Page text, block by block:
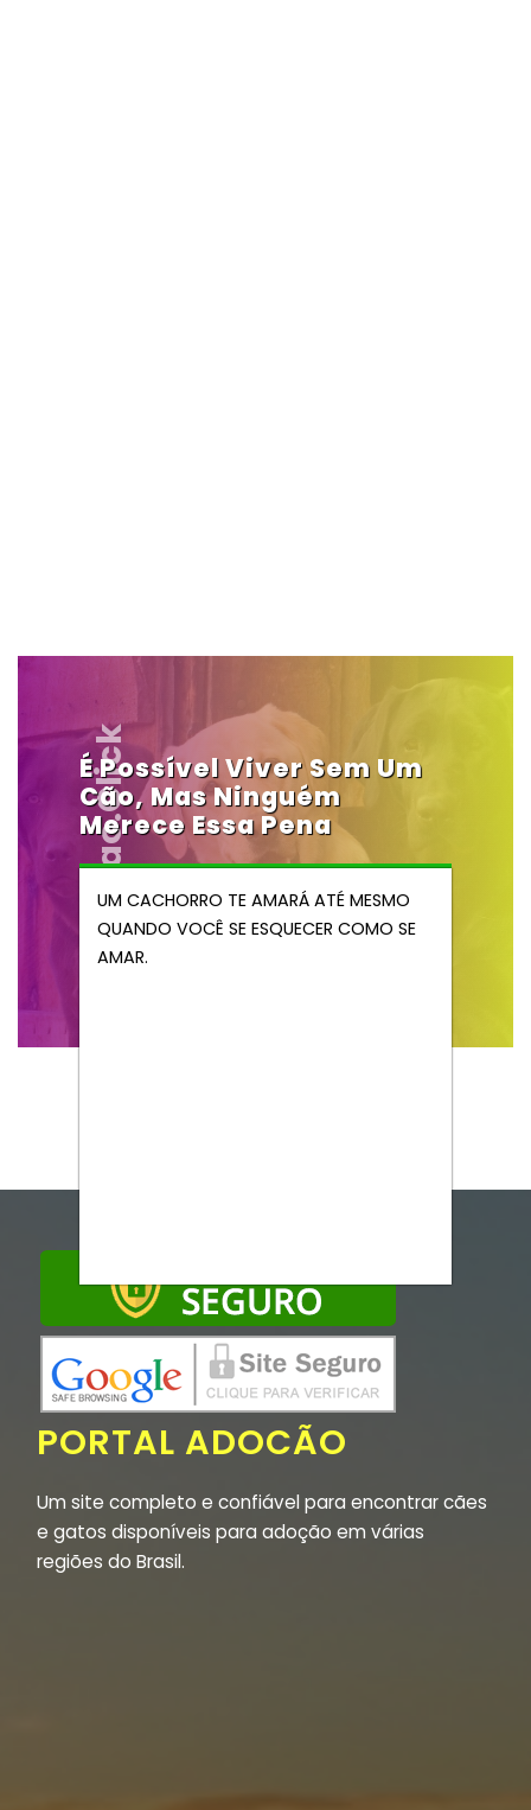
Vendocao.click
É Possível Viver Sem Um
Cão, Mas Ninguém
Merece Essa Pena
UM CACHORRO TE AMARÁ ATÉ MESMO
QUANDO VOCÊ SE ESQUECER COMO SE
AMAR.
PORTAL ADOCÃO
Um site completo e confiável para encontrar cães
e gatos disponíveis para adoção em várias
regiões do Brasil.